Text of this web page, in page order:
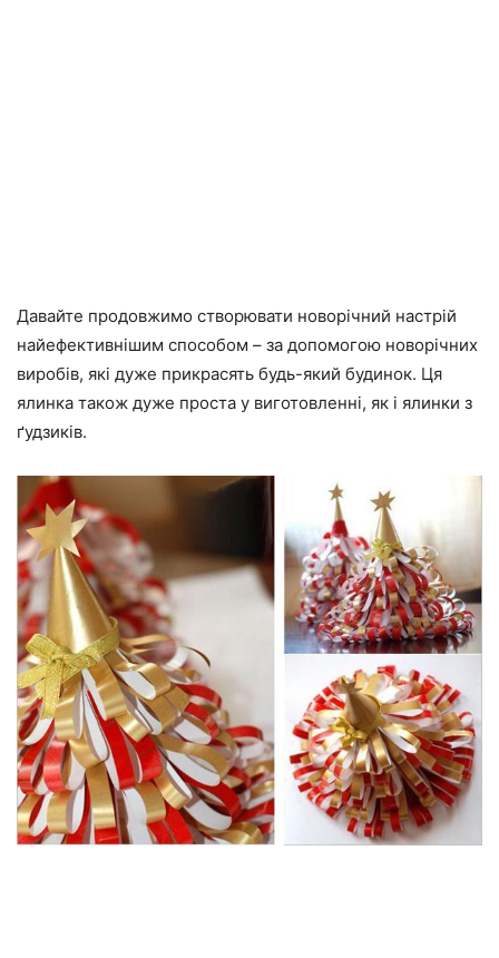
Давайте продовжимо створювати новорічний настрій
найефективнішим способом – за допомогою новорічних
виробів, які дуже прикрасять будь-який будинок. Ця
ялинка також дуже проста у виготовленні, як і ялинки з
ґудзиків.